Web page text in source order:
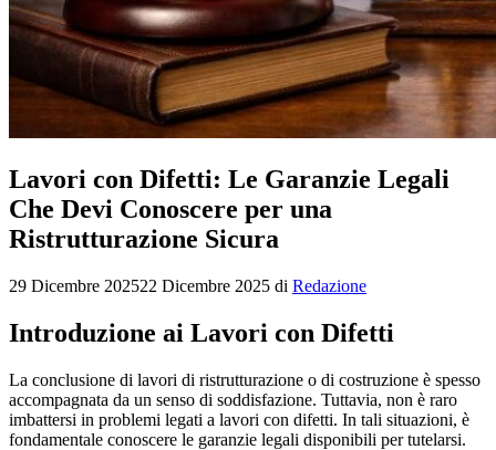
Lavori con Difetti: Le Garanzie Legali
Che Devi Conoscere per una
Ristrutturazione Sicura
29 Dicembre 202522 Dicembre 2025 di Redazione
Introduzione ai Lavori con Difetti
La conclusione di lavori di ristrutturazione o di costruzione è spesso
accompagnata da un senso di soddisfazione. Tuttavia, non è raro
imbattersi in problemi legati a lavori con difetti. In tali situazioni, è
fondamentale conoscere le garanzie legali disponibili per tutelarsi.